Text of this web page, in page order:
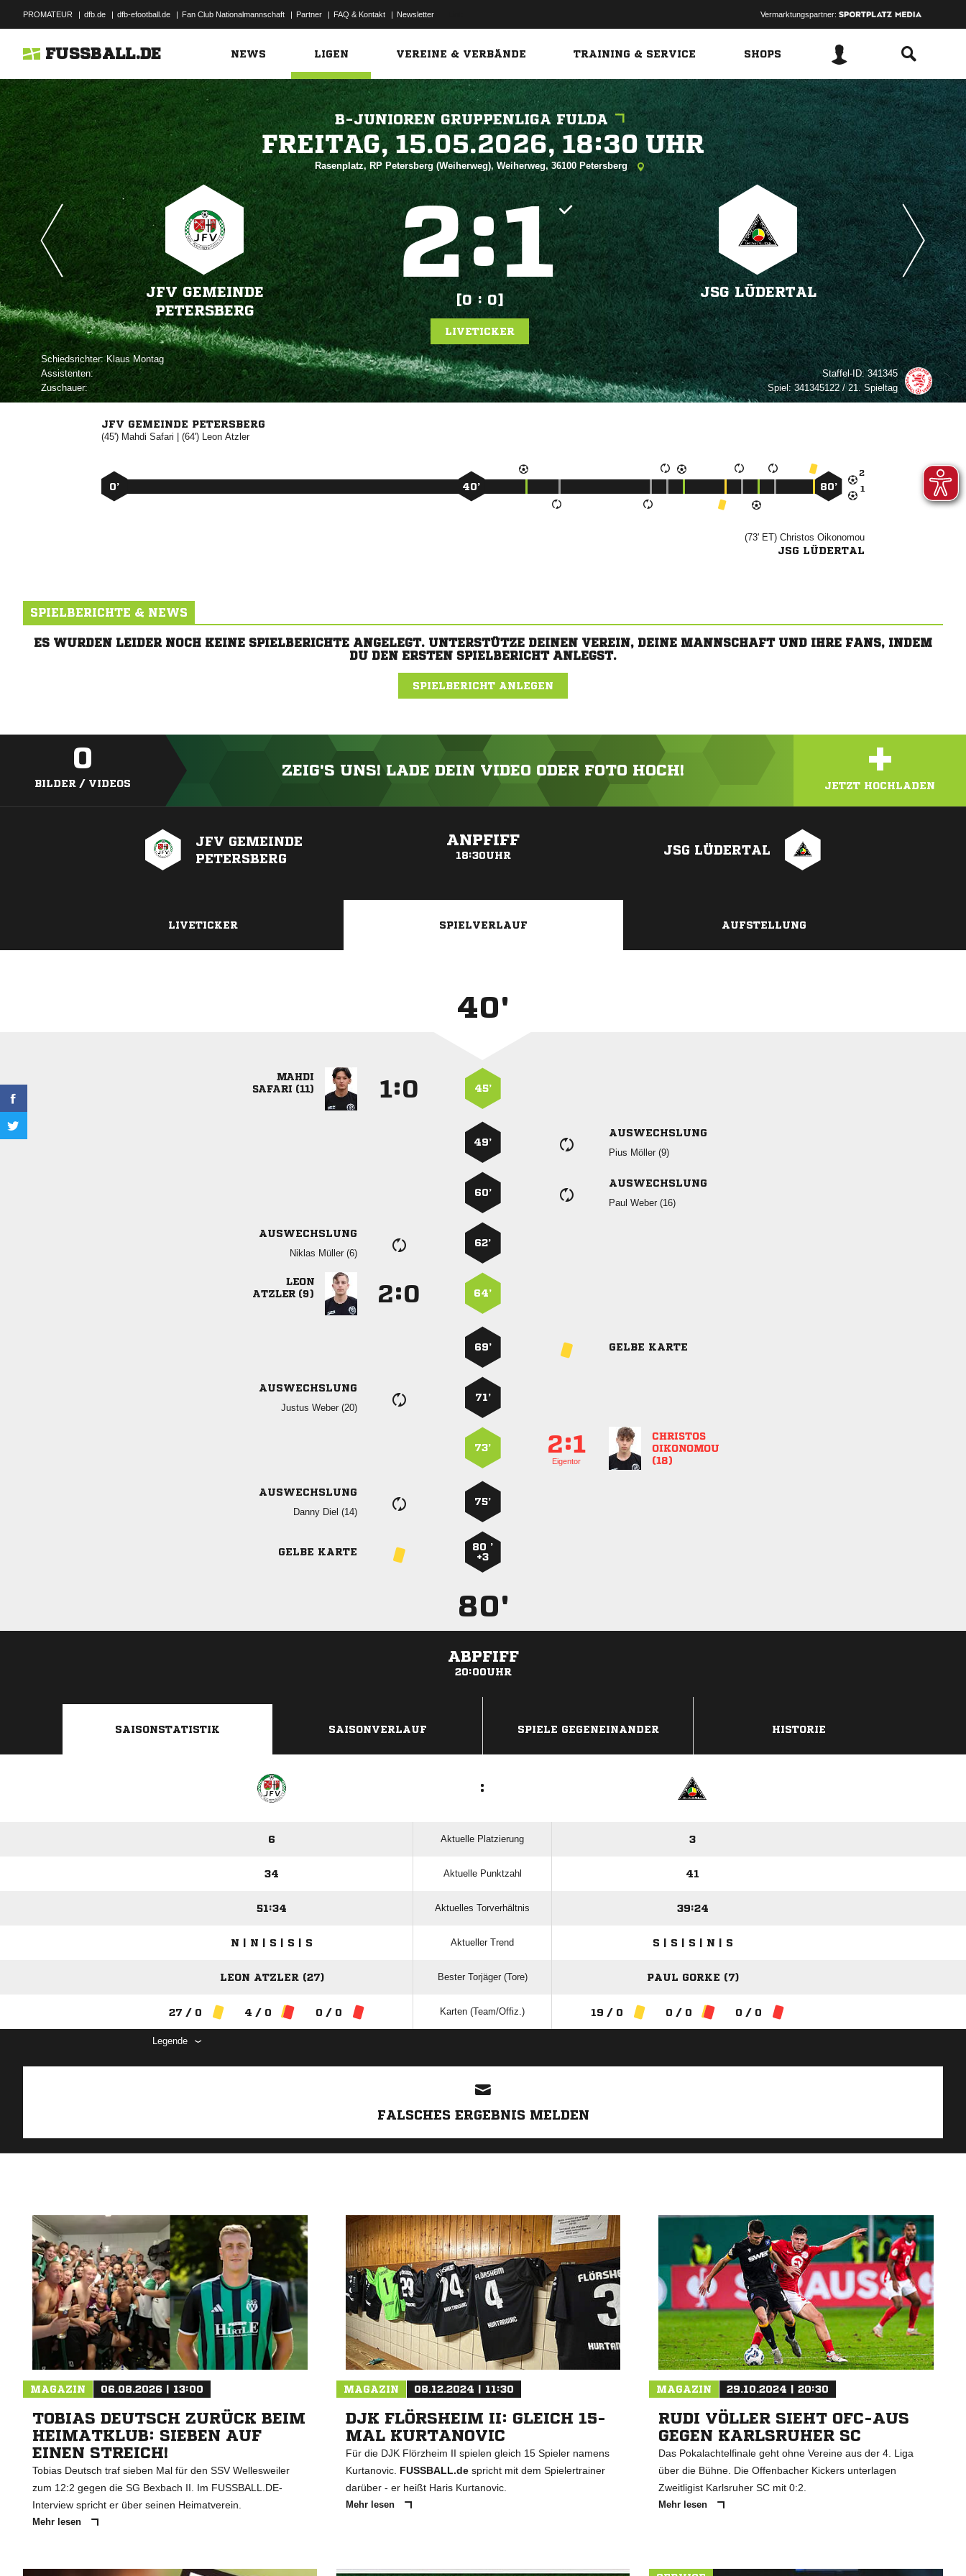
PROMATEUR | dfb.de | dfb-efootball.de | Fan Club Nationalmannschaft | Partner | FAQ & Kontakt | Newsletter Vermarktungspartner:
FUSSBALL.DE NEWS LIGEN VEREINE & VERBÄNDE TRAINING & SERVICE SHOPS
B-JUNIOREN GRUPPENLIGA FULDA
   
Rasenplatz, RP Petersberg (Weiherweg), Weiherweg, 36100 Petersberg
JFV GEMEINDE
PETERSBERG
:
[0 : 0]
JSG LÜDERTAL
LIVETICKER
Schiedsrichter: 
Assistenten:
Zuschauer:
Staffel-ID:341345
Spiel:341345122 / 21. Spieltag
JFV GEMEINDE PETERSBERG
(45')   | (64') 


0’ 40’ 80’
(73' ET) 
JSG LÜDERTAL
SPIELBERICHTE & NEWS
ES WURDEN LEIDER NOCH KEINE SPIELBERICHTE ANGELEGT. UNTERSTÜTZE DEINEN VEREIN, DEINE MANNSCHAFT UND IHRE FANS, INDEM
DU DEN ERSTEN SPIELBERICHT ANLEGST.
SPIELBERICHT ANLEGEN
0
BILDER / VIDEOS
ZEIG'S UNS! LADE DEIN VIDEO ODER FOTO HOCH! +
JETZT HOCHLADEN
JFV GEMEINDE
PETERSBERG
ANPFIFF
18:30UHR JSG LÜDERTAL
LIVETICKER SPIELVERLAUF AUFSTELLUNG
40'

 
: 45’
49’
AUSWECHSLUNG
  
60’
AUSWECHSLUNG
  
AUSWECHSLUNG
  
62’

 
: 64’
69’ GELBE KARTE
AUSWECHSLUNG
  
71’
73’ :
Eigentor



AUSWECHSLUNG
  
75’
GELBE KARTE
80 ’
+3
80'
ABPFIFF
20:00UHR
SAISONSTATISTIK SAISONVERLAUF SPIELE GEGENEINANDER HISTORIE
:
6 Aktuelle Platzierung 3
34 Aktuelle Punktzahl 41
51:34 Aktuelles Torverhältnis 39:24
N | N | S | S | S Aktueller Trend S | S | S | N | S
LEON ATZLER (27) Bester Torjäger (Tore) PAUL GORKE (7)
27 / 0 4 / 0 0 / 0 Karten (Team/Offiz.) 19 / 0 0 / 0 0 / 0
Legende
FALSCHES ERGEBNIS MELDEN
MAGAZIN 06.08.2026 | 13:00
TOBIAS DEUTSCH ZURÜCK BEIM
HEIMATKLUB: SIEBEN AUF
EINEN STREICH!
Tobias Deutsch traf sieben Mal für den SSV Wellesweiler
zum 12:2 gegen die SG Bexbach II. Im FUSSBALL.DE-
Interview spricht er über seinen Heimatverein.
Mehr lesen
MAGAZIN 08.12.2024 | 11:30
DJK FLÖRSHEIM II: GLEICH 15-
MAL KURTANOVIC
Für die DJK Flörzheim II spielen gleich 15 Spieler namens
Kurtanovic. FUSSBALL.despricht mit dem Spielertrainer
darüber - er heißt Haris Kurtanovic.
Mehr lesen
MAGAZIN 29.10.2024 | 20:30
RUDI VÖLLER SIEHT OFC-AUS
GEGEN KARLSRUHER SC
Das Pokalachtelfinale geht ohne Vereine aus der 4. Liga
über die Bühne. Die Offenbacher Kickers unterlagen
Zweitligist Karlsruher SC mit 0:2.
Mehr lesen